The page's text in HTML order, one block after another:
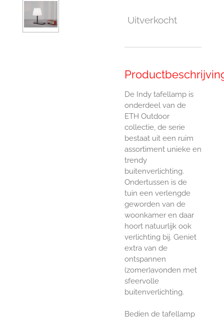
Uitverkocht
De Indy tafellamp is
onderdeel van de
ETH Outdoor
collectie, de serie
bestaat uit een ruim
assortiment unieke en
trendy
buitenverlichting.
Ondertussen is de
tuin een verlengde
geworden van de
woonkamer en daar
hoort natuurlijk ook
verlichting bij. Geniet
extra van de
ontspannen
(zomer)avonden met
sfeervolle
buitenverlichting.
Bedien de tafellamp